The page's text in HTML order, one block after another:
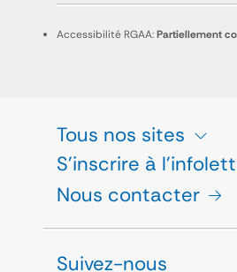
Accessibilité RGAA:Partiellement
Tous nos sites
S'inscrire à
Nous contacter
Suivez-nous